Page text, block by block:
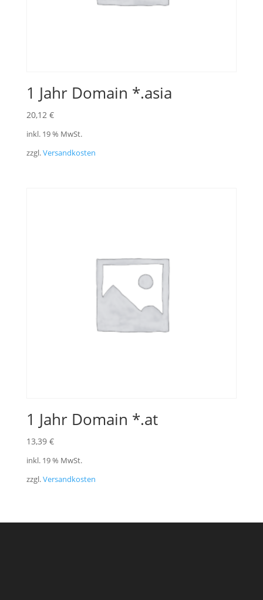
1 Jahr Domain *.asia
20,12 €
inkl. 19 % MwSt.
zzgl.Versandkosten
1 Jahr Domain *.at
13,39 €
inkl. 19 % MwSt.
zzgl.Versandkosten